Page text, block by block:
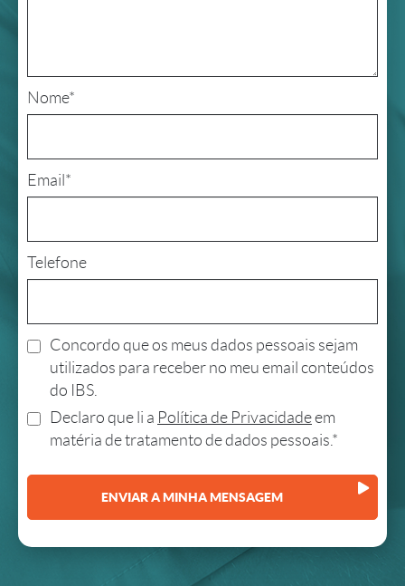
Nome*
Email*
Telefone
Concordo que os meus dados pessoais sejam
utilizados para receber no meu email conteúdos
do IBS.
Declaro que li a Política de Privacidadeem
matéria de tratamento de dados pessoais.*